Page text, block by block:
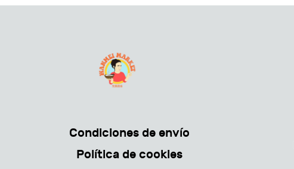
Condiciones de envío
Política de cookies